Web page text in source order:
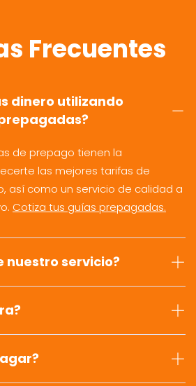
Frecuentes
dinero utilizando
de prepago tienen la
las mejores tarifas de
así como un servicio de calidad a
Cotiza tus guías prepagadas.
nuestro servicio?